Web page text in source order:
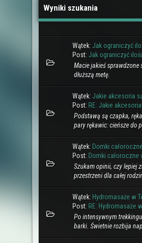
Wyniki szukania
Wątek: Jak ograniczyć
Post: Jak ograniczyć
Macie jakieś sprawdzone
dłuższą metę.
Wątek: Jakie akcesoria
Post: RE: Jakie
Podstawą są czapka,
pary rękawic: cieńsze do
Wątek: Domki
Post: Domki
Szukam opinii, czy lepiej
przestrzeni dla całej
Wątek: Hydromasaże w
Post: RE: Hydromasaże
Po intensywnym
barki. Świetnie rozbija